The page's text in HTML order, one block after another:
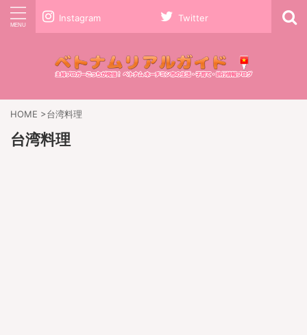
Instagram Twitter
HOME >台湾料理
台湾料理